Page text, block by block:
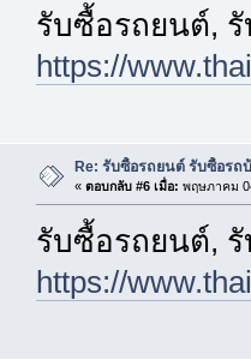
รับซื้อรถยนต์,
https://
Re: รับซื้อรถยนต์ รับซื้อรถ
« ตอบกลับ #6 เมื่อ: พฤษภาคม
รับซื้อรถยนต์,
https://